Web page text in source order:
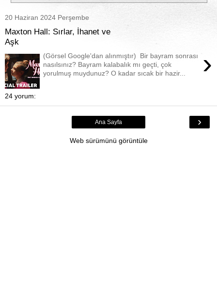
20 Haziran 2024 Perşembe
Maxton Hall: Sırlar, İhanet ve
Aşk
›
(Görsel Google'dan alınmıştır) Bir bayram sonrası
nasılsınız? Bayram kalabalık mı geçti, çok
yorulmuş muydunuz? O kadar sıcak bir hazir...
24 yorum:
›
Ana Sayfa
Web sürümünü görüntüle